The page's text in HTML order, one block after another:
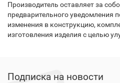
Производитель оставляет за
предварительного уведомления
изменения в конструкцию,
изготовления изделия с целью
Подписка на новости